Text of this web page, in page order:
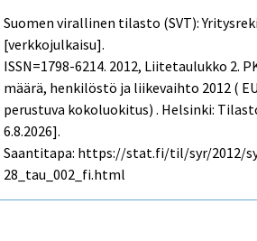
Suomen virallinen tilasto (SVT):
[verkkojulkaisu].
ISSN=1798-6214. 2012, Liitetaulukko 2.
määrä, henkilöstö ja liikevaihto 2012 (
perustuva kokoluokitus) . Helsinki:
6.8.2026].
Saantitapa: https://stat.fi/til/syr/2012/
28_tau_002_fi.html